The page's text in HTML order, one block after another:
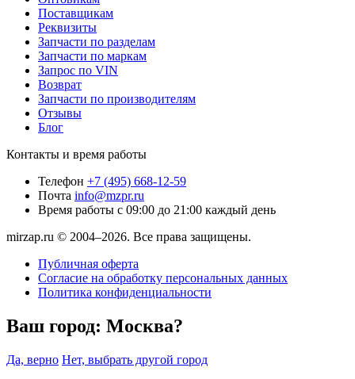
Поставщикам
Реквизиты
Запчасти по разделам
Запчасти по маркам
Запрос по VIN
Возврат
Запчасти по производителям
Отзывы
Блог
Контакты и время работы
Телефон +7 (495) 668-12-59
Почта info@mzpr.ru
Время работы с 09:00 до 21:00 каждый день
mirzap.ru © 2004–2026. Все права защищены.
Публичная оферта
Согласие на обработку персональных данных
Политика конфиденциальности
Ваш город: Москва?
Да, верно Нет, выбрать другой город